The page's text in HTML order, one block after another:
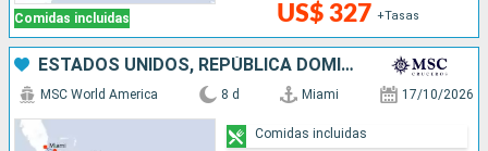
Comidas incluidas US$ 327 +Tasas
ESTADOS UNIDOS, REPÚBLICA DOMINICANA, PUERTO RICO, BAHAMAS
MSC World America 8 d Miami 17/10/2026
Comidas incluidas